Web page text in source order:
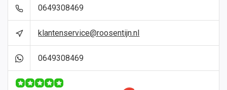
0649308469
klantenservice@roosentijn.nl
0649308469